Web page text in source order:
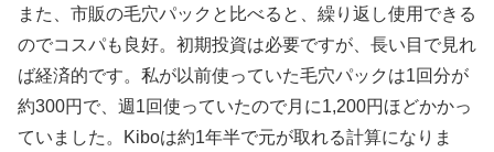
また、市販の毛穴パックと比べると、繰り返し使用できる
のでコスパも良好。初期投資は必要ですが、長い目で見れ
ば経済的です。私が以前使っていた毛穴パックは1回分が
約300円で、週1回使っていたので月に1,200円ほどかかっ
ていました。Kiboは約1年半で元が取れる計算になりま